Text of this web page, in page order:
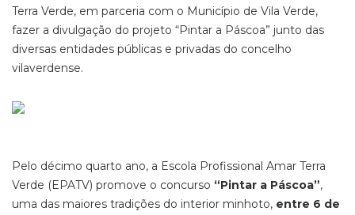
Terra Verde, em parceria com o Município de Vila Verde,
fazer a divulgação do projeto “Pintar a Páscoa” junto das
diversas entidades públicas e privadas do concelho
vilaverdense.
Pelo décimo quarto ano, a Escola Profissional Amar Terra
Verde (EPATV) promove o concurso “Pintar a Páscoa”,
uma das maiores tradições do interior minhoto, entre 6 de